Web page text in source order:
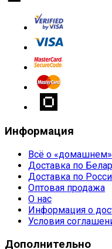
Информация
Всё о
Доставка по
Доставка по
Оптовая продажа
О нас
Информация о
Условия
Дополнительно